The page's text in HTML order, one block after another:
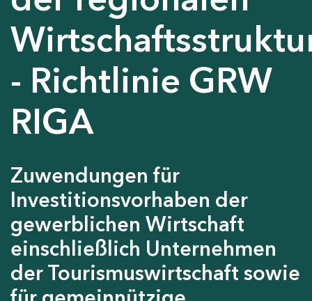
- Richtlinie GRW
RIGA
Zuwendungen für
Investitionsvorhaben der
gewerblichen Wirtschaft
einschließlich Unternehmen
der Tourismuswirtschaft sowie